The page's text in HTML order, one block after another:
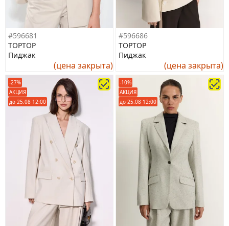
#596681
TOPTOP
Пиджак
(цена закрыта)
#596686
TOPTOP
Пиджак
(цена закрыта)
-27%
АКЦИЯ
до 25.08 12:00
-10%
АКЦИЯ
до 25.08 12:00